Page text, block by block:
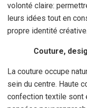
volonté claire:
leurs idées tout en
propre identité créative.
Couture,
La couture occupe
sein du centre. Haute
confection textile sont